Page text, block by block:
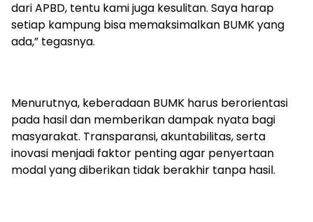
dari APBD, tentu kami juga kesulitan. Saya harap
setiap kampung bisa memaksimalkan BUMK yang
ada,” tegasnya.
Menurutnya, keberadaan BUMK harus berorientasi
pada hasil dan memberikan dampak nyata bagi
masyarakat. Transparansi, akuntabilitas, serta
inovasi menjadi faktor penting agar penyertaan
modal yang diberikan tidak berakhir tanpa hasil.